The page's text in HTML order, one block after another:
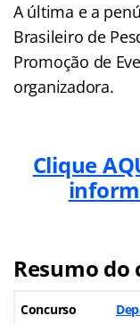
A última e a
Brasileiro de
Promoção de
organizadora.
Clique
Resumo do
Concurso